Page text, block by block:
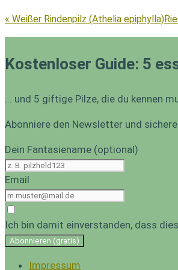
« Weißer Rindenpilz (Athelia epiphylla)
Kostenloser Guide: 5
... und 5 giftige Pilze, die du kennen
Abonniere den Newsletter und
Dein Fantasiename (optional)
Email
Ich bin damit einverstanden, dass
Abonnieren (gratis)
Impressum